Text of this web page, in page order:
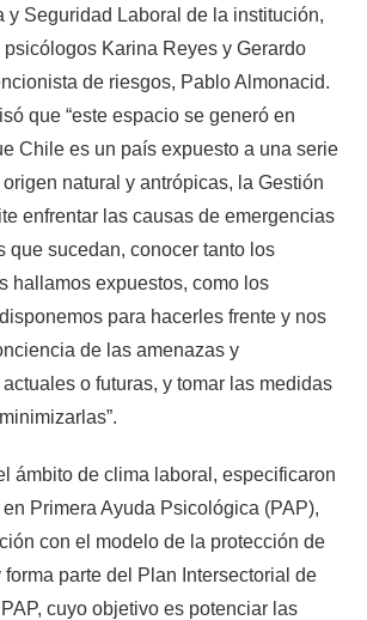
y Seguridad Laboral de la institución,
Karina Reyes y Gerardo
de riesgos, Pablo Almonacid.
que “este espacio se generó en
Chile es un país expuesto a una serie
natural y antrópicas, la Gestión
enfrentar las causas de emergencias
que sucedan, conocer tanto los
hallamos expuestos, como los
para hacerles frente y nos
de las amenazas y
o futuras, y tomar las medidas
ámbito de clima laboral, especificaron
Primera Ayuda Psicológica (PAP),
con el modelo de la protección de
forma parte del Plan Intersectorial de
cuyo objetivo es potenciar las